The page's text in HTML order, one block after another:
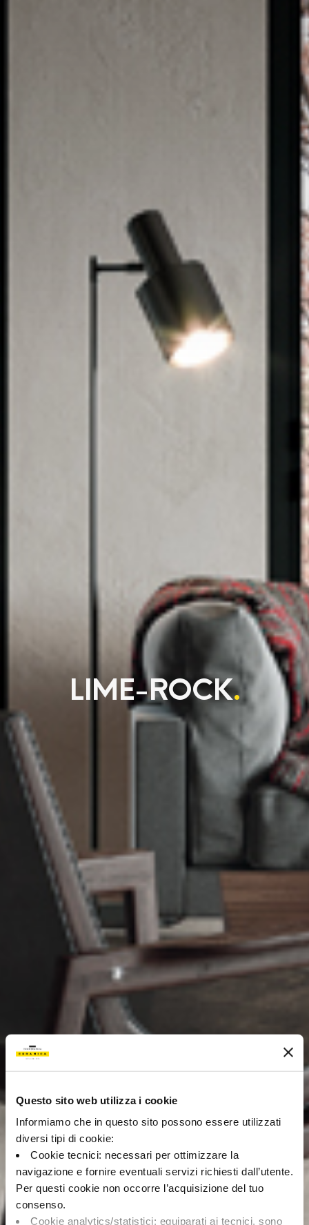
Questo sito web utilizza i cookie
Informiamo che in questo sito possono essere utilizzati
diversi tipi di cookie:
Cookie tecnici: necessari per ottimizzare la
navigazione e fornire eventuali servizi richiesti dall’utente.
Per questi cookie non occorre l’acquisizione del tuo
consenso.
Cookie analytics/statistici: equiparati ai tecnici, sono
LIME-ROCK.